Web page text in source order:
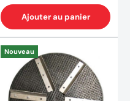
Ajouter au panier
Nouveau